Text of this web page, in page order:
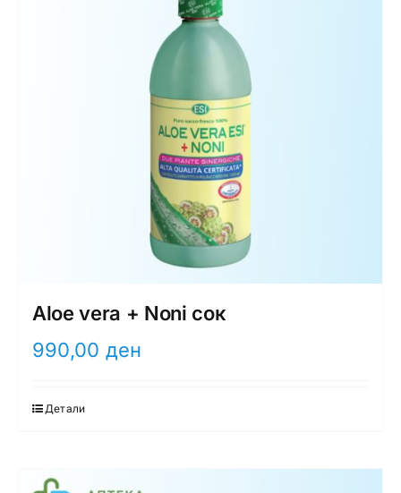
Aloe vera + Noni сок
990,00 ден
Детали